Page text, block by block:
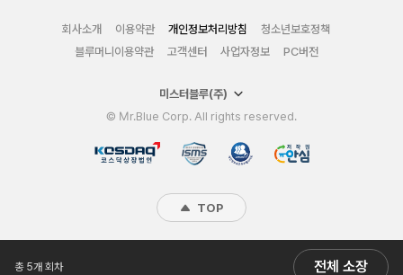
총 5개 회차 전체 소장
회사소개 이용약관 개인정보처리방침
청소년보호정책
블루머니이용약관
고객센터 사업자정보 PC버전
미스터블루(주)
© Mr.Blue Corp. All rights reserved.
TOP